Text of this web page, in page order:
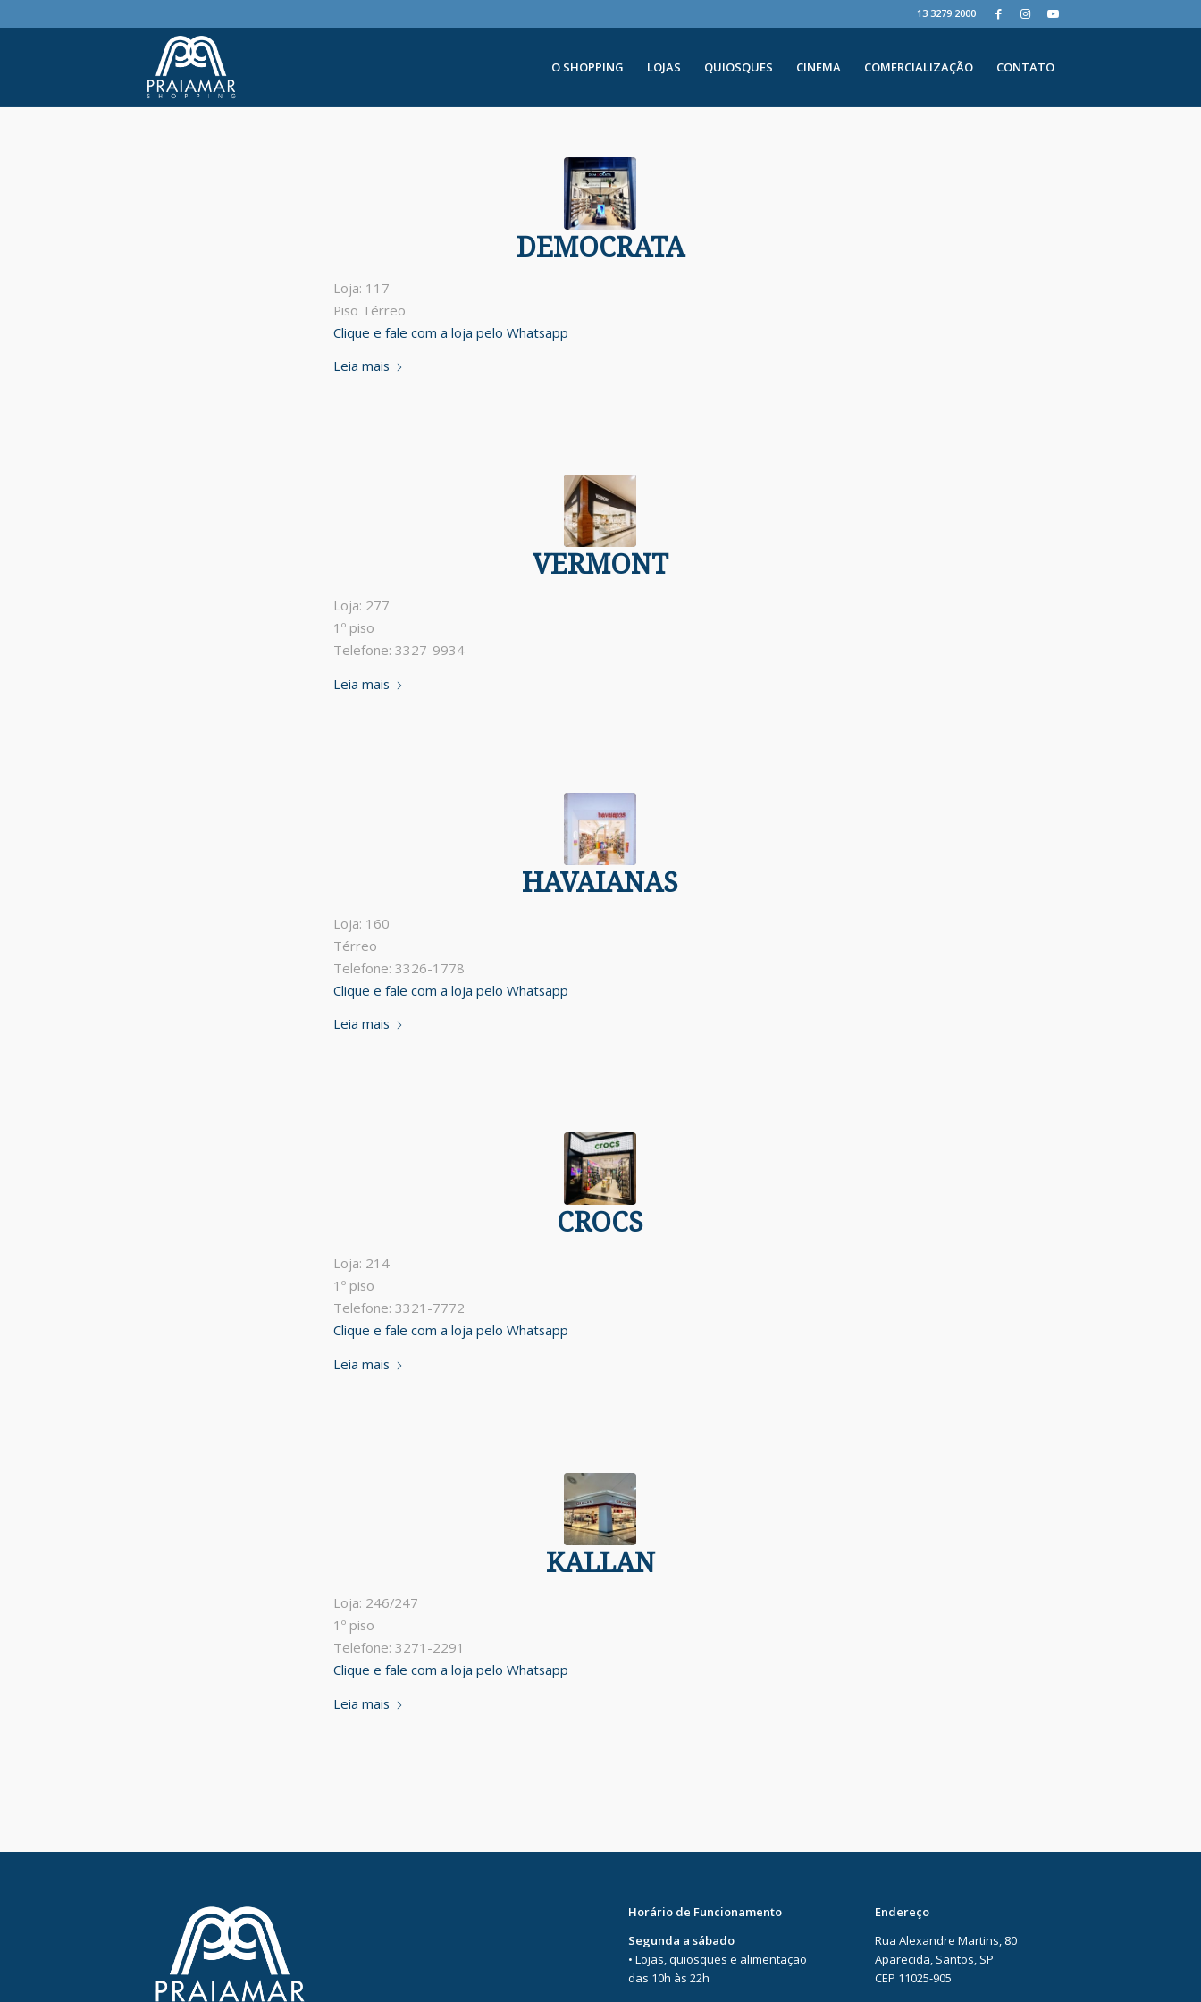
13 3279.2000
O SHOPPING LOJAS QUIOSQUES CINEMA COMERCIALIZAÇÃO CONTATO
DEMOCRATA
Loja: 117
Piso Térreo
Clique e fale com a loja pelo Whatsapp
Leia mais
VERMONT
Loja: 277
1º piso
Telefone: 3327-9934
Leia mais
HAVAIANAS
Loja: 160
Térreo
Telefone: 3326-1778
Clique e fale com a loja pelo Whatsapp
Leia mais
CROCS
Loja: 214
1º piso
Telefone: 3321-7772
Clique e fale com a loja pelo Whatsapp
Leia mais
KALLAN
Loja: 246/247
1º piso
Telefone: 3271-2291
Clique e fale com a loja pelo Whatsapp
Leia mais
Horário de Funcionamento
Segunda a sábado
• Lojas, quiosques e alimentação
das 10h às 22h
Endereço
Rua Alexandre Martins, 80
Aparecida, Santos, SP
CEP 11025-905